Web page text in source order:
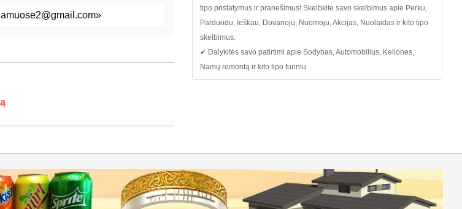
tipo pristatymus ir pranešimus! Skelbkite savo skelbimus apie Perku,
Parduodu, Ieškau, Dovanoju, Nuomoju, Akcijas, Nuolaidas ir kito tipo
skelbimus.
✔ Dalykitės savo patirtimi apie Sodybas, Automobilius, Keliones,
Namų remontą ir kito tipo turiniu.